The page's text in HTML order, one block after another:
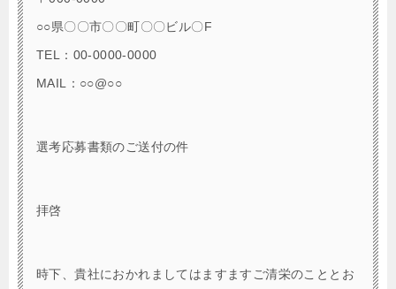
○○県〇〇市〇〇町〇〇ビル〇F
TEL：00-0000-0000
MAIL：○○@○○
選考応募書類のご送付の件
拝啓
時下、貴社におかれましてはますますご清栄のこととお